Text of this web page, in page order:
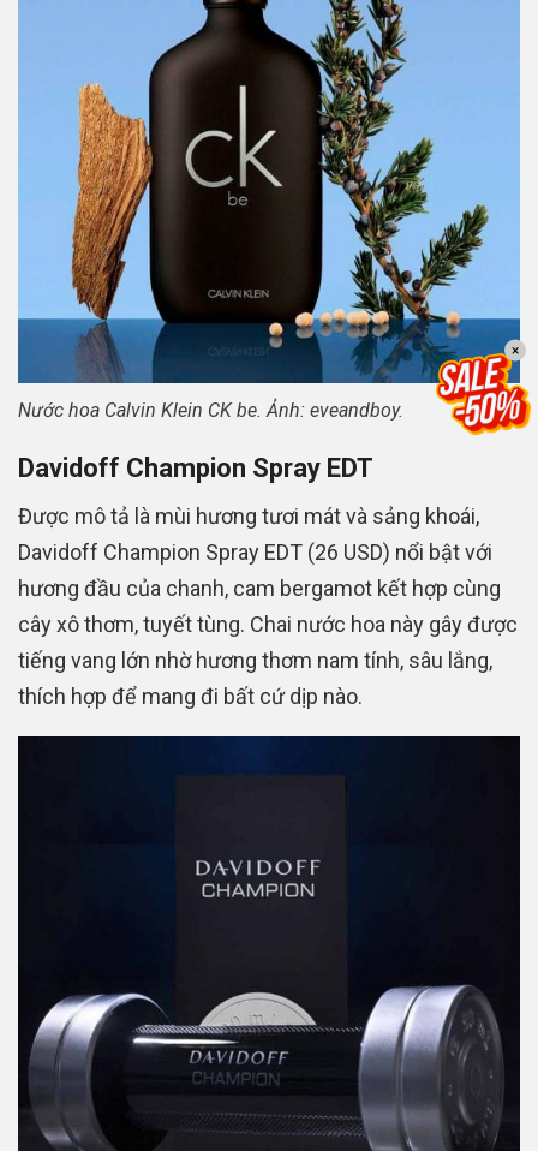
Nước hoa Calvin Klein CK be. Ảnh: eveandboy.
Davidoff Champion Spray EDT
Được mô tả là mùi hương tươi mát và sảng khoái,
Davidoff Champion Spray EDT (26 USD) nổi bật với
hương đầu của chanh, cam bergamot kết hợp cùng
cây xô thơm, tuyết tùng. Chai nước hoa này gây được
tiếng vang lớn nhờ hương thơm nam tính, sâu lắng,
thích hợp để mang đi bất cứ dịp nào.
×